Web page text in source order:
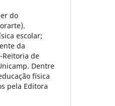
do
escolar;
da
Reitoria de
Dentre
física
pela Editora